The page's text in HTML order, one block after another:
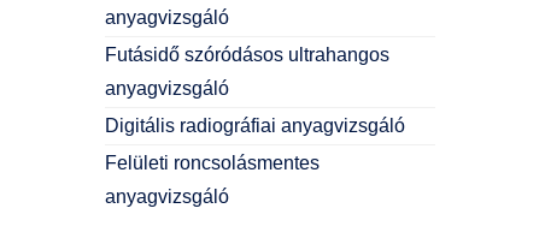
anyagvizsgáló
Futásidő szóródásos ultrahangos
anyagvizsgáló
Digitális radiográfiai anyagvizsgáló
Felületi roncsolásmentes
anyagvizsgáló